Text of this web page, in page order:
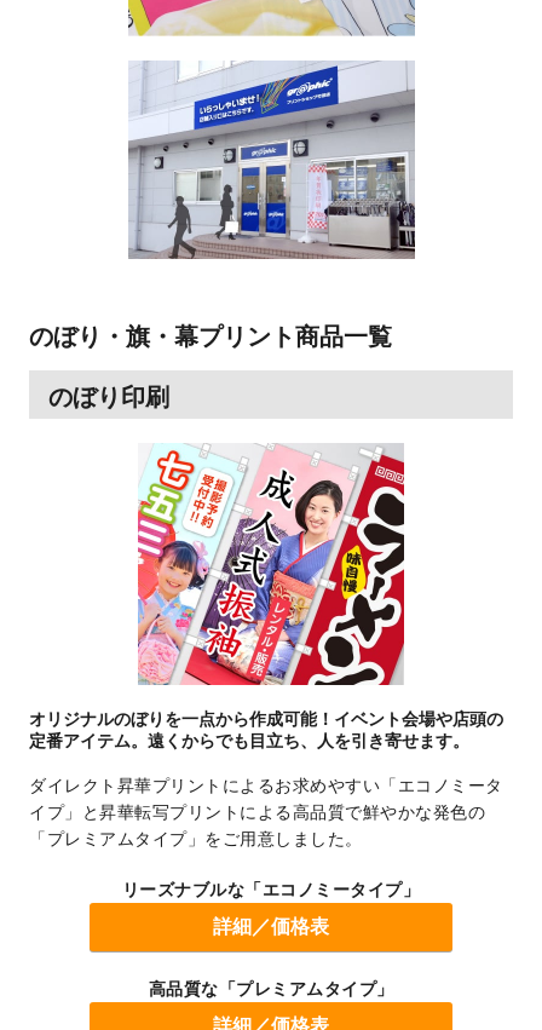
のぼり・旗・幕プリント商品一覧
のぼり印刷
オリジナルのぼりを一点から作成可能！イベント会場や店頭の
定番アイテム。 遠くからでも目立ち、人を引き寄せます。
ダイレクト昇華プリントによるお求めやすい「エコノミータ
イプ」と昇華転写プリントによる高品質で鮮やかな発色の
「プレミアムタイプ」をご用意しました。
リーズナブルな「エコノミータイプ」
詳細／価格表
高品質な「プレミアムタイプ」
詳細／価格表